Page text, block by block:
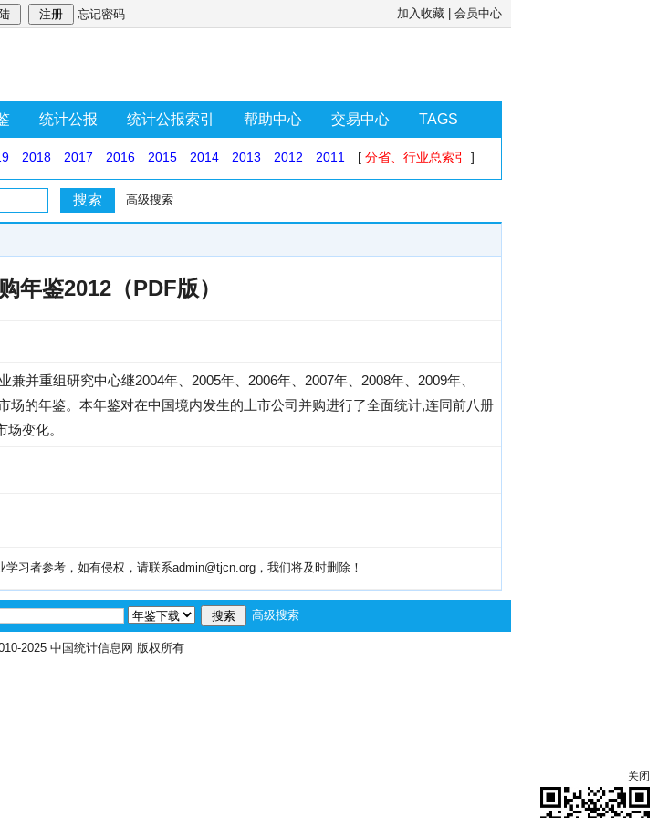
忘记密码 加入收藏 会员中心
统计公报 统计公报索引 帮助中心 交易中心 TAGS
2018 2017 2016 2015 2014 2013 2012 2011 [ 分省、行业总索引 ]
高级搜索
年鉴2012（PDF版）
兼并重组研究中心继2004年、2005年、2006年、2007年、2008年、2009年、
场的年鉴。本年鉴对在中国境内发生的上市公司并购进行了全面统计,连同前八册
变化。
习者参考，如有侵权，请联系admin@tjcn.org，我们将及时删除！
高级搜索
2025 中国统计信息网 版权所有
关闭